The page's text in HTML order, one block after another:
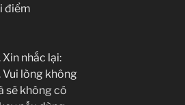
điểm
Xin nhắc lại:
Vui lòng không
sẽ không có